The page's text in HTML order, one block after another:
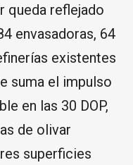
queda reflejado
envasadoras, 64
existentes
suma el impulso
en las 30 DOP,
de olivar
superficies